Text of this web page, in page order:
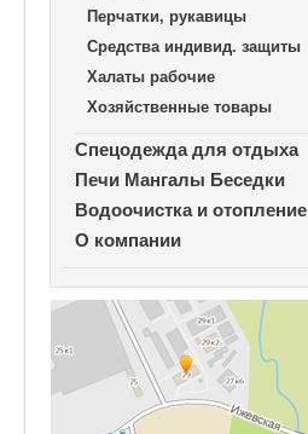
Перчатки, рукавицы
Средства индивид. защиты
Халаты рабочие
Хозяйственные товары
Спецодежда для отдыха
Печи Мангалы Беседки
Водоочистка и отопление
О компании